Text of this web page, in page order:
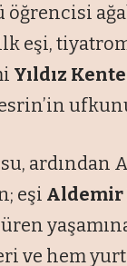
öğrencisi
eşi,
Yıldız
ardından
eşi Aldemir
ve hem